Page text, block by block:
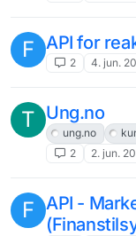
F API for
2 4. jun.
T Ung.no
ung.no
2
2. jun.
F API -